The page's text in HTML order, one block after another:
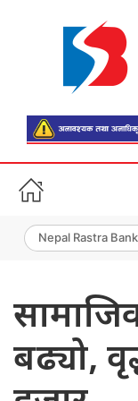
Nepal Rastra Bank
बढ्यो,